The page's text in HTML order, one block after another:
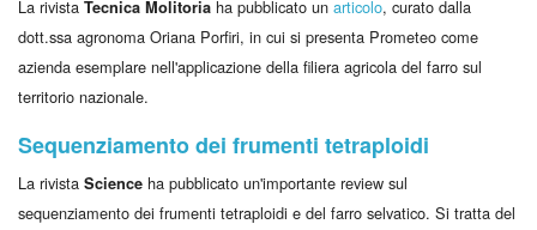
La rivista Tecnica Molitoria ha pubblicato un articolo, curato dalla
dott.ssa agronoma Oriana Porfiri, in cui si presenta Prometeo come
azienda esemplare nell'applicazione della filiera agricola del farro sul
territorio nazionale.
Sequenziamento dei frumenti tetraploidi
La rivista Science ha pubblicato un'importante review sul
sequenziamento dei frumenti tetraploidi e del farro selvatico. Si tratta del